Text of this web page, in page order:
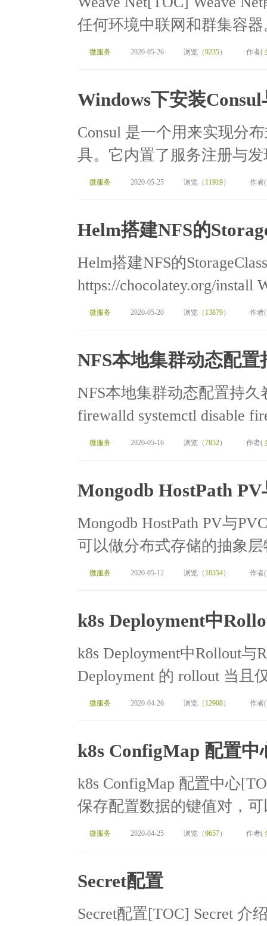
任何环境中联网和群集容
微服务 2020-05-26 浏览（9235） 作者(
Windows下安装
Consul 是一个用来实现分
具。它内置了服务注册与
微服务 2020-05-25 浏览（ 11919） 作者
Helm搭建NFS的
Helm搭建NFS的
https://chocolatey.org/install
微服务 2020-05-20 浏览（ 13879） 作者
NFS本地集群动态配置
NFS本地集群动态配置持久
firewalld systemctl disable
微服务 2020-05-16 浏览（7852） 作者(
Mongodb HostPath
Mongodb HostPath PV与
可以做分布式存储的抽象
微服务 2020-05-12 浏览（ 10354） 作者
k8s Deployment中
k8s Deployment中Rollout
Deployment 的 rollout 当且
微服务 2020-04-26 浏览（ 12908） 作者
k8s ConfigMap 配置中
k8s ConfigMap 配置中心
保存配置数据的键值对，
微服务 2020-04-25 浏览（9657） 作者(
Secret配置
Secret配置[TOC] Secret 介